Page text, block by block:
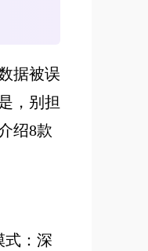
据被误
，别担
绍8款
式：深